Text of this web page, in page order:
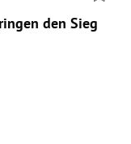
den Sieg